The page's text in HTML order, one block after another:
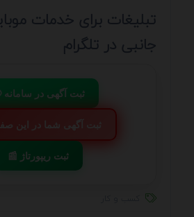
تبلیغات برای خدمات
جانبی در تلگرام
📢 ثبت آگهی در سامانه
💬 ثبت آگهی شما در این
📰 ثبت ریپورتاژ